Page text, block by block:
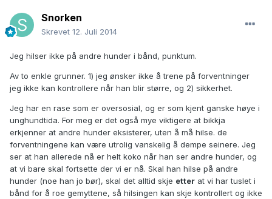
Snorken
Skrevet 12. Juli 2014
Jeg hilser ikke på andre hunder i bånd, punktum.
Av to enkle grunner. 1) jeg ønsker ikke å trene på forventninger
jeg ikke kan kontrollere når han blir større, og 2) sikkerhet.
Jeg har en rase som er oversosial, og er som kjent ganske høye i
unghundtida. For meg er det også mye viktigere at bikkja
erkjenner at andre hunder eksisterer, uten å må hilse. de
forventningene kan være utrolig vanskelig å dempe seinere. Jeg
ser at han allerede nå er helt koko når han ser andre hunder, og
at vi bare skal fortsette der vi er nå. Skal han hilse på andre
hunder (noe han jo bør), skal det alltid skje etter at vi har tuslet i
bånd for å roe gemyttene, så hilsingen kan skje kontrollert og ikke